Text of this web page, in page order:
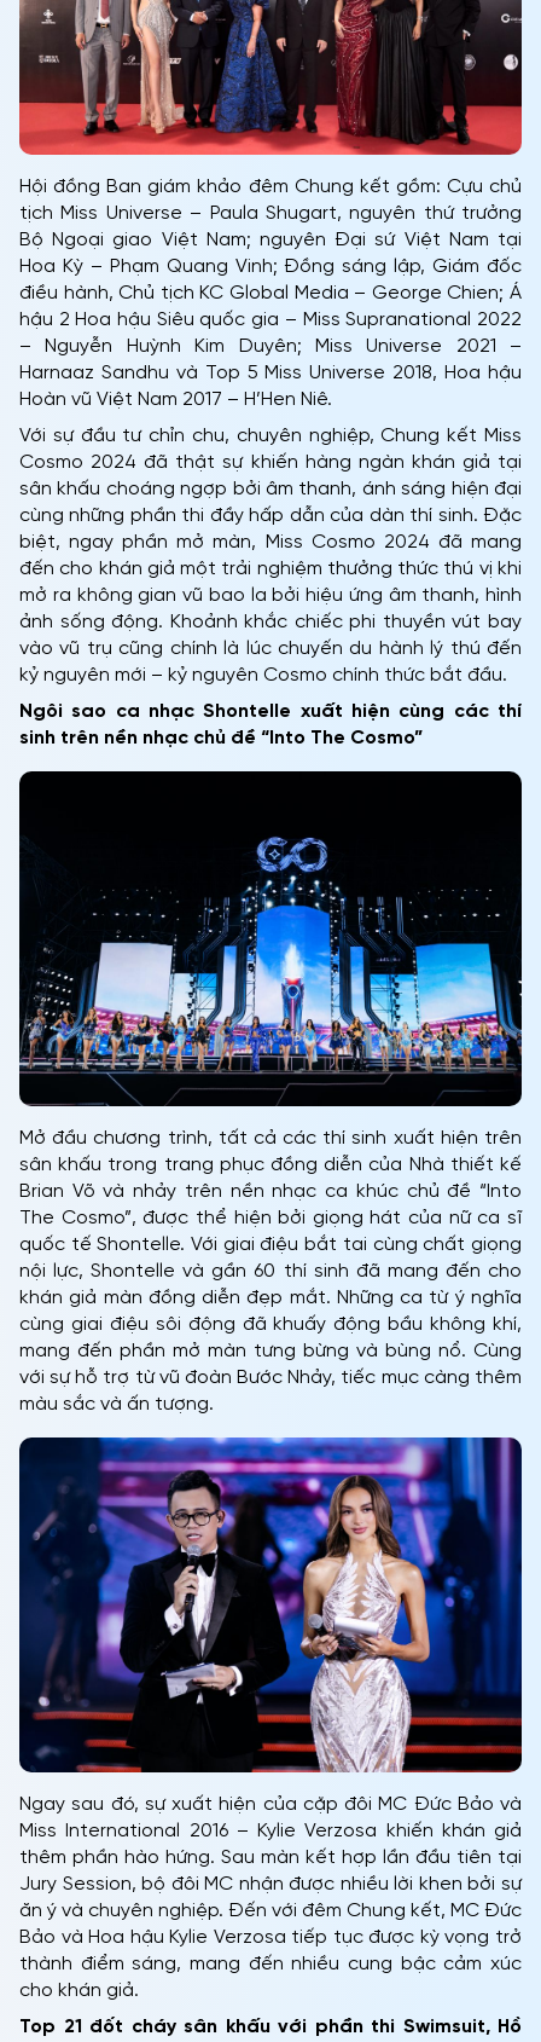
Hội đồng Ban giám khảo đêm Chung kết gồm: Cựu chủ
tịch Miss Universe – Paula Shugart, nguyên thứ trưởng
Bộ Ngoại giao Việt Nam; nguyên Đại sứ Việt Nam tại
Hoa Kỳ – Phạm Quang Vinh; Đồng sáng lập, Giám đốc
điều hành, Chủ tịch KC Global Media – George Chien; Á
hậu 2 Hoa hậu Siêu quốc gia – Miss Supranational 2022
– Nguyễn Huỳnh Kim Duyên; Miss Universe 2021 –
Harnaaz Sandhu và Top 5 Miss Universe 2018, Hoa hậu
Hoàn vũ Việt Nam 2017 – H’Hen Niê.
Với sự đầu tư chỉn chu, chuyên nghiệp, Chung kết Miss
Cosmo 2024 đã thật sự khiến hàng ngàn khán giả tại
sân khấu choáng ngợp bởi âm thanh, ánh sáng hiện đại
cùng những phần thi đầy hấp dẫn của dàn thí sinh. Đặc
biệt, ngay phần mở màn, Miss Cosmo 2024 đã mang
đến cho khán giả một trải nghiệm thưởng thức thú vị khi
mở ra không gian vũ bao la bởi hiệu ứng âm thanh, hình
ảnh sống động. Khoảnh khắc chiếc phi thuyền vút bay
vào vũ trụ cũng chính là lúc chuyến du hành lý thú đến
kỷ nguyên mới – kỷ nguyên Cosmo chính thức bắt đầu.
Ngôi sao ca nhạc Shontelle xuất hiện cùng các thí
sinh trên nền nhạc chủ đề “Into The Cosmo”
Mở đầu chương trình, tất cả các thí sinh xuất hiện trên
sân khấu trong trang phục đồng diễn của Nhà thiết kế
Brian Võ và nhảy trên nền nhạc ca khúc chủ đề “Into
The Cosmo”, được thể hiện bởi giọng hát của nữ ca sĩ
quốc tế Shontelle. Với giai điệu bắt tai cùng chất giọng
nội lực, Shontelle và gần 60 thí sinh đã mang đến cho
khán giả màn đồng diễn đẹp mắt. Những ca từ ý nghĩa
cùng giai điệu sôi động đã khuấy động bầu không khí,
mang đến phần mở màn tưng bừng và bùng nổ. Cùng
với sự hỗ trợ từ vũ đoàn Bước Nhảy, tiếc mục càng thêm
màu sắc và ấn tượng.
Ngay sau đó, sự xuất hiện của cặp đôi MC Đức Bảo và
Miss International 2016 – Kylie Verzosa khiến khán giả
thêm phần hào hứng. Sau màn kết hợp lần đầu tiên tại
Jury Session, bộ đôi MC nhận được nhiều lời khen bởi sự
ăn ý và chuyên nghiệp. Đến với đêm Chung kết, MC Đức
Bảo và Hoa hậu Kylie Verzosa tiếp tục được kỳ vọng trở
thành điểm sáng, mang đến nhiều cung bậc cảm xúc
cho khán giả.
Top 21 đốt cháy sân khấu với phần thi Swimsuit, Hồ